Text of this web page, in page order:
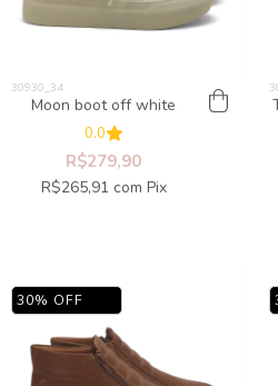
Moon boot off white
0.0
R$279,90
R$265,91 com Pix
30% OFF